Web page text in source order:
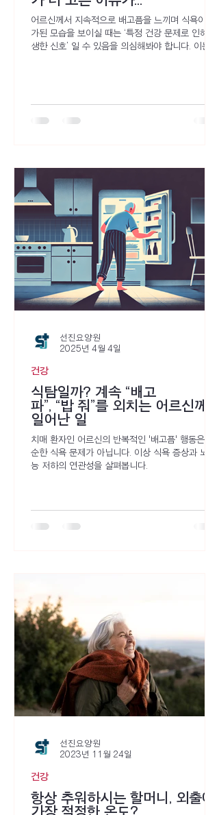
어르신께서 지속적으로 배고픔을 느끼며 식욕이 증
가된 모습을 보이실 때는 ‘특정 건강 문제로 인해 발
생한 신호’ 일 수 있음을 의심해봐야 합니다. 이는 치
때문입니다. 특히 이와 같은 요소들이 배고픔을 유
식탐일까? 계속 “배고
파”, “밥 줘”를 외치는 어르신께
일어난 일
치매 환자인 어르신의 반복적인 '배고픔' 행동은 단
순한 식욕 문제가 아닙니다. 이상 식욕 증상과 뇌 기
능 저하의 연관성을 살펴봅니다.
건강
선진요양원
2025년 4월 4일
항상 추워하시는 할머니, 외출에
가장 적정한 온도?
건강
선진요양원
2023년 11월 24일